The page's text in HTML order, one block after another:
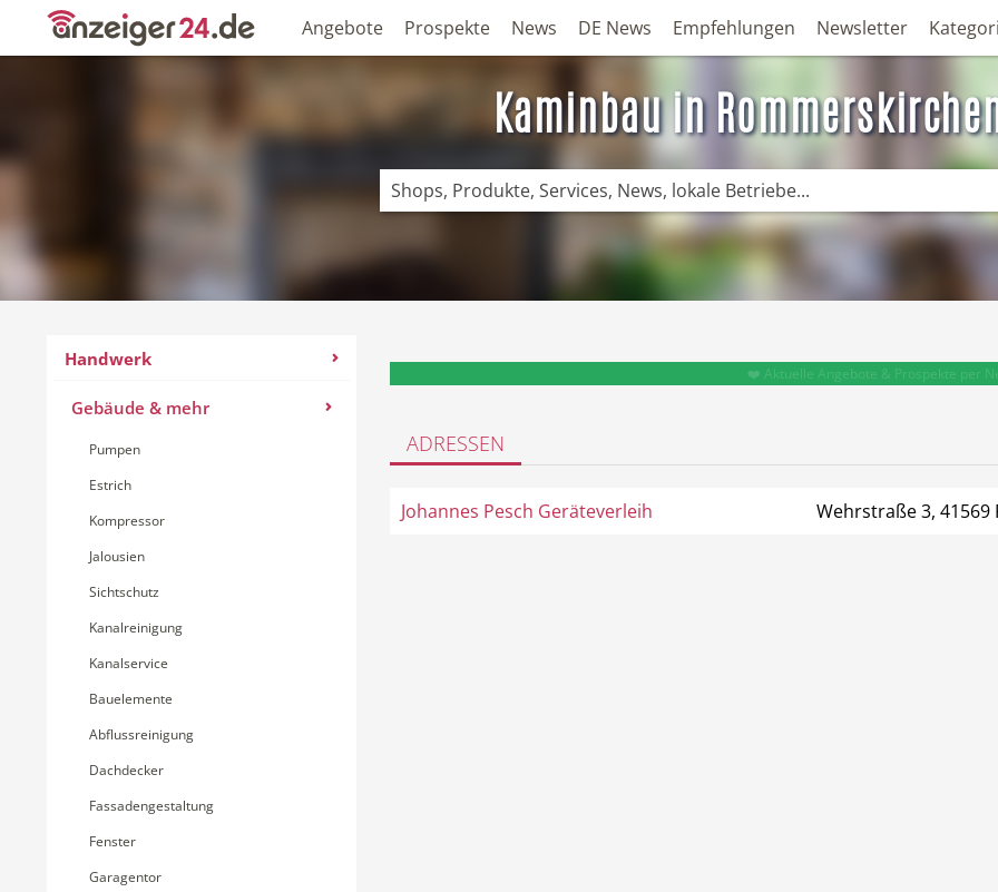
Angebote Prospekte News DE News Empfehlungen Newsletter
Kaminbau in
Handwerk
Gebäude & mehr
Pumpen
Estrich
Kompressor
Jalousien
Sichtschutz
Kanalreinigung
Kanalservice
Bauelemente
Abflussreinigung
Dachdecker
Fassadengestaltung
Fenster
Garagentor
❤️ Aktuelle Angebote & Prospekte per
ADRESSEN
Johannes Pesch Geräteverleih Wehrstraße 3,